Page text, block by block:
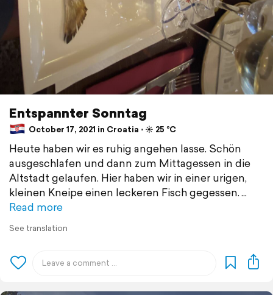
Entspannter Sonntag
October 17, 2021 in Croatia ⋅ ☀️ 25 °C
Heute haben wir es ruhig angehen lasse. Schön
ausgeschlafen und dann zum Mittagessen in die
Altstadt gelaufen. Hier haben wir in einer urigen,
kleinen Kneipe einen leckeren Fisch gegessen.
Read more
See translation